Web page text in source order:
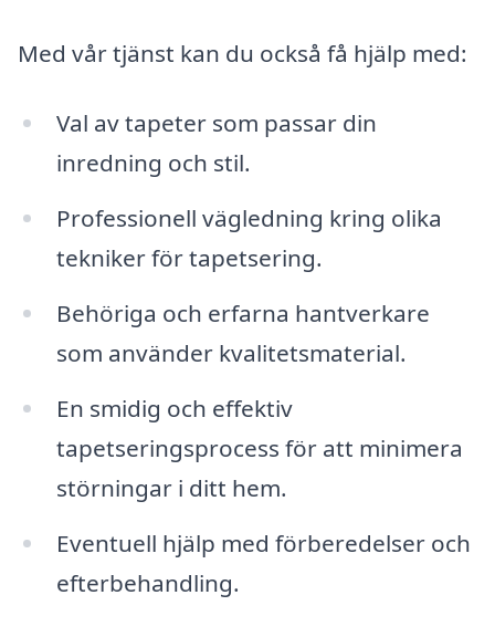
Med vår tjänst kan du också få hjälp med:
Val av tapeter som passar din
inredning och stil.
Professionell vägledning kring olika
tekniker för tapetsering.
Behöriga och erfarna hantverkare
som använder kvalitetsmaterial.
En smidig och effektiv
tapetseringsprocess för att minimera
störningar i ditt hem.
Eventuell hjälp med förberedelser och
efterbehandling.